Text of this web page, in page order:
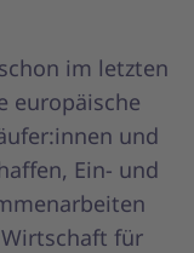
im letzten
europäische
und
Ein- und
für